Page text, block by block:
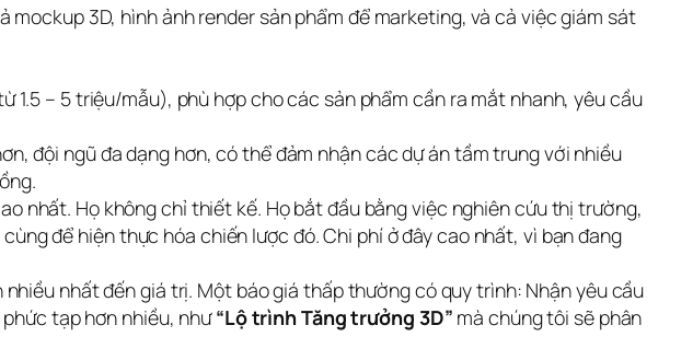
mockup 3D, hình ảnh render sản phẩm để marketing, và cả việc giám sát
1.5 – 5 triệu/mẫu), phù hợp cho các sản phẩm cần ra mắt nhanh, yêu cầu
đội ngũ đa dạng hơn, có thể đảm nhận các dự án tầm trung với nhiều
nhất. Họ không chỉ thiết kế. Họ bắt đầu bằng việc nghiên cứu thị trường,
để hiện thực hóa chiến lược đó. Chi phí ở đây cao nhất, vì bạn đang
nhất đến giá trị. Một báo giá thấp thường có quy trình: Nhận yêu cầu
tạp hơn nhiều, như“Lộ trình Tăng trưởng 3D” mà chúng tôi sẽ phân